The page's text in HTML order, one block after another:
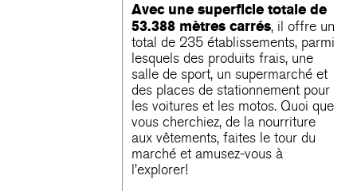
Avec une superficie totale de
53.388 mètres carrés, il offre un
total de 235 établissements, parmi
lesquels des produits frais, une
salle de sport, un supermarché et
des places de stationnement pour
les voitures et les motos. Quoi que
vous cherchiez, de la nourriture
aux vêtements, faites le tour du
marché et amusez-vous à
l’explorer!